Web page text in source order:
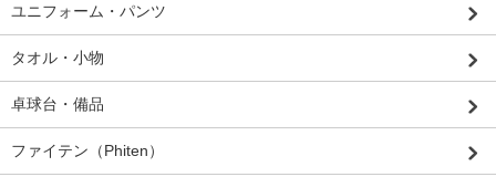
ユニフォーム・パンツ
タオル・小物
卓球台・備品
ファイテン（Phiten）